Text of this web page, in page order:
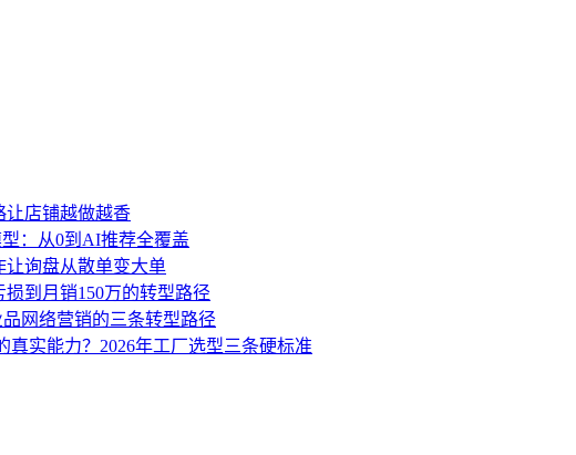
让店铺越做越香
：从0到AI推荐全覆盖
让询盘从散单变大单
损到月销150万的转型路径
网络营销的三条转型路径
真实能力？2026年工厂选型三条硬标准